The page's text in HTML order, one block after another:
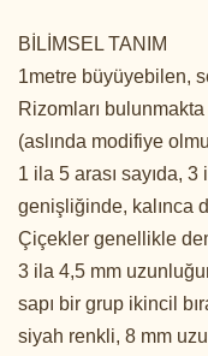
BİLİMSEL TANIM
1metre büyüyebilen,
Rizomları
(aslında modifiye
1 ila 5 arası sayıda,
genişliğinde, kalınca
Çiçekler genellikle
3 ila 4,5 mm
sapı bir grup ikincil
siyah renkli, 8 mm